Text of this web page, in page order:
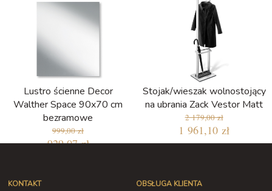
Lustro ścienne Decor
Walther Space 90x70 cm
bezramowe
999,00 zł
929,07 zł
Stojak/wieszak wolnostojący
na ubrania Zack Vestor Matt
2 179,00 zł
1 961,10 zł
KONTAKT
OBSŁUGA KLIENTA